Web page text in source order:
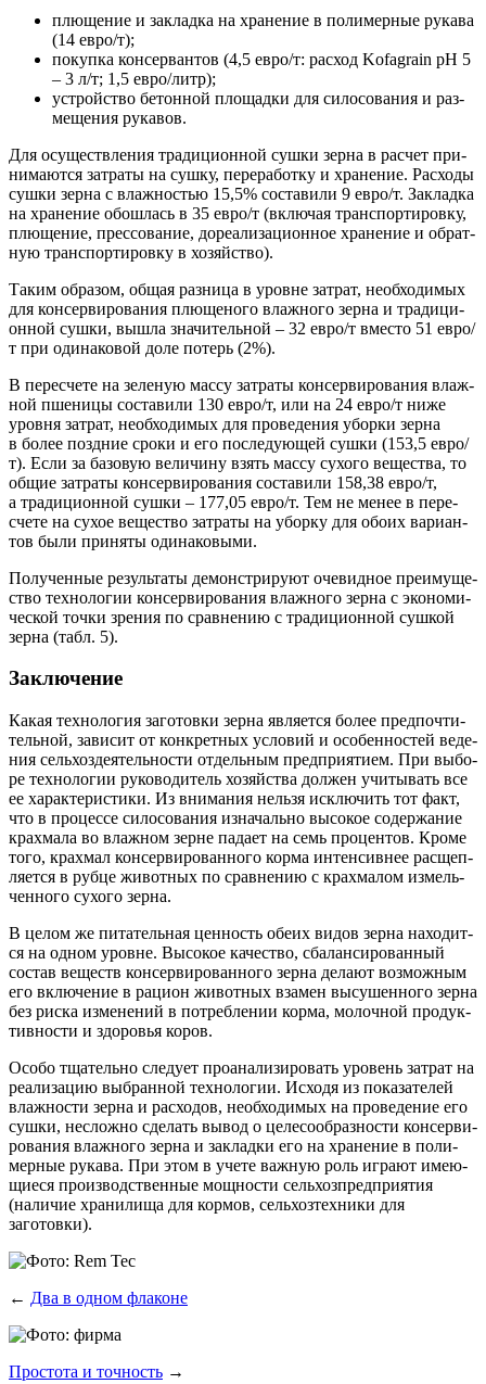
плю­ще­ние и заклад­ка на хра­не­ние в поли­мер­ные рука­ва
(14 евро/т);
покуп­ка кон­сер­ван­тов (4,5 евро/т: рас­ход Kofagrain pH 5
– 3 л/т; 1,5 евро/литр);
устрой­ство бетон­ной пло­щад­ки для сило­со­ва­ния и раз­
ме­ще­ния рукавов.
Для осу­ществ­ле­ния тра­ди­ци­он­ной суш­ки зер­на в рас­чет при­
ни­ма­ют­ся затра­ты на суш­ку, пере­ра­бот­ку и хра­не­ние. Рас­хо­ды
суш­ки зер­на с влаж­но­стью 15,5% соста­ви­ли 9 евро/т. Заклад­ка
на хра­не­ние обо­шлась в 35 евро/т (вклю­чая транс­пор­ти­ров­ку,
плю­ще­ние, прес­со­ва­ние, доре­а­ли­за­ци­он­ное хра­не­ние и обрат­
ную транс­пор­ти­ров­ку в хозяйство).
Таким обра­зом, общая раз­ни­ца в уровне затрат, необ­хо­ди­мых
для кон­сер­ви­ро­ва­ния плю­ще­но­го влаж­но­го зер­на и тра­ди­ци­
он­ной суш­ки, вышла зна­чи­тель­ной – 32 евро/т вме­сто 51 евро/
т при оди­на­ко­вой доле потерь (2%).
В пере­сче­те на зеле­ную мас­су затра­ты кон­сер­ви­ро­ва­ния влаж­
ной пше­ни­цы соста­ви­ли 130 евро/т, или на 24 евро/т ниже
уров­ня затрат, необ­хо­ди­мых для про­ве­де­ния убор­ки зер­на
в более позд­ние сро­ки и его после­ду­ю­щей суш­ки (153,5 евро/
т). Если за базо­вую вели­чи­ну взять мас­су сухо­го веще­ства, то
общие затра­ты кон­сер­ви­ро­ва­ния соста­ви­ли 158,38 евро/т,
а тра­ди­ци­он­ной суш­ки – 177,05 евро/т. Тем не менее в пере­
сче­те на сухое веще­ство затра­ты на убор­ку для обо­их вари­ан­
тов были при­ня­ты одинаковыми.
Полу­чен­ные резуль­та­ты демон­стри­ру­ют оче­вид­ное пре­иму­ще­
ство тех­но­ло­гии кон­сер­ви­ро­ва­ния влаж­но­го зер­на с эко­но­ми­
че­ской точ­ки зре­ния по срав­не­нию с тра­ди­ци­он­ной суш­кой
зер­на (табл. 5).
Заключение
Какая тех­но­ло­гия заго­тов­ки зер­на явля­ет­ся более пред­по­чти­
тель­ной, зави­сит от кон­крет­ных усло­вий и осо­бен­но­стей веде­
ния сель­хоз­де­я­тель­но­сти отдель­ным пред­при­я­ти­ем. При выбо­
ре тех­но­ло­гии руко­во­ди­тель хозяй­ства дол­жен учи­ты­вать все
ее харак­те­ри­сти­ки. Из вни­ма­ния нель­зя исклю­чить тот факт,
что в про­цес­се сило­со­ва­ния изна­чаль­но высо­кое содер­жа­ние
крах­ма­ла во влаж­ном зерне пада­ет на семь про­цен­тов. Кро­ме
того, крах­мал кон­сер­ви­ро­ван­но­го кор­ма интен­сив­нее рас­щеп­
ля­ет­ся в руб­це живот­ных по срав­не­нию с крах­ма­лом измель­
чен­но­го сухо­го зерна.
В целом же пита­тель­ная цен­ность обе­их видов зер­на нахо­дит­
ся на одном уровне. Высо­кое каче­ство, сба­лан­си­ро­ван­ный
состав веществ кон­сер­ви­ро­ван­но­го зер­на дела­ют воз­мож­ным
его вклю­че­ние в раци­он живот­ных вза­мен высу­шен­но­го зер­на
без рис­ка изме­не­ний в потреб­ле­нии кор­ма, молоч­ной про­дук­
тив­но­сти и здо­ро­вья коров.
Осо­бо тща­тель­но сле­ду­ет про­ана­ли­зи­ро­вать уро­вень затрат на
реа­ли­за­цию выбран­ной тех­но­ло­гии. Исхо­дя из пока­за­те­лей
влаж­но­сти зер­на и рас­хо­дов, необ­хо­ди­мых на про­ве­де­ние его
суш­ки, неслож­но сде­лать вывод о целе­со­об­раз­но­сти кон­сер­ви­
ро­ва­ния влаж­но­го зер­на и заклад­ки его на хра­не­ние в поли­
мер­ные рука­ва. При этом в уче­те важ­ную роль игра­ют име­ю­
щи­е­ся про­из­вод­ствен­ные мощ­но­сти сель­хоз­пред­при­я­тия
(нали­чие хра­ни­ли­ща для кор­мов, сель­хоз­тех­ни­ки для
заготовки).
← Два в одном флаконе
Простота и точность →